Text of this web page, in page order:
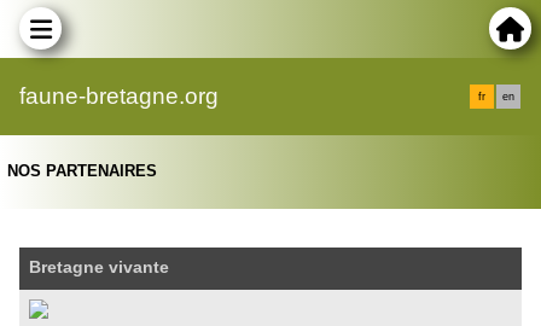
faune-bretagne.org fr en
NOS PARTENAIRES
Bretagne vivante